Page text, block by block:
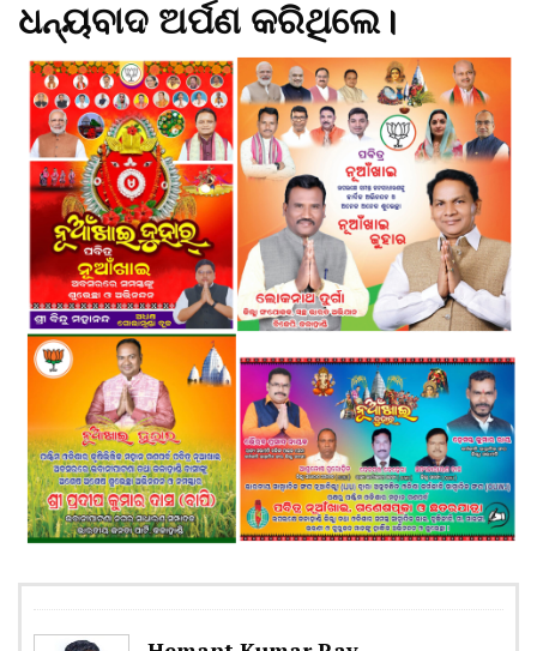
ଧନ୍ୟବାଦ ଅର୍ପଣ କରିଥିଲେ।